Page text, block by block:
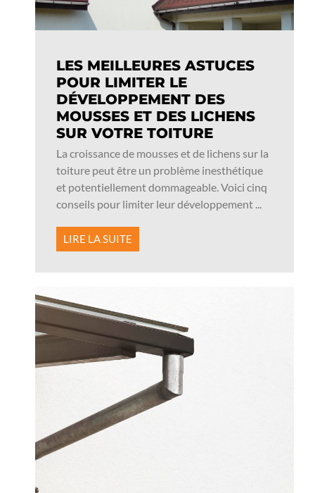
LES MEILLEURES ASTUCES
POUR LIMITER LE
DÉVELOPPEMENT DES
MOUSSES ET DES LICHENS
SUR VOTRE TOITURE
La croissance de mousses et de lichens sur la
toiture peut être un problème inesthétique
et potentiellement dommageable. Voici cinq
conseils pour limiter leur développement ...
LIRE LA SUITE